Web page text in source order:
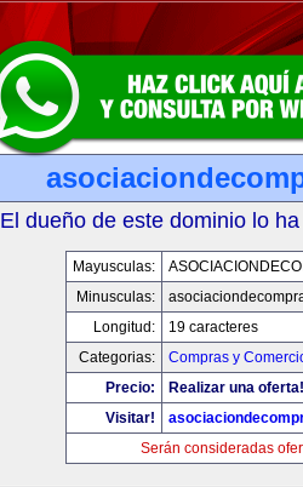
El dueño de este dominio lo
Mayusculas:
Minusculas:
Longitud:
19 caracteres
Categorias:
Compras y
Precio:
Realizar una oferta!
Visitar!
Serán consideradas